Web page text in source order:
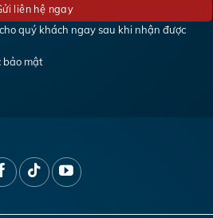
quý khách ngay sau khi nhận được
bảo mật